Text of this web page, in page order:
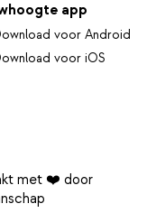
app
voor Android
voor iOS
met ❤️ door